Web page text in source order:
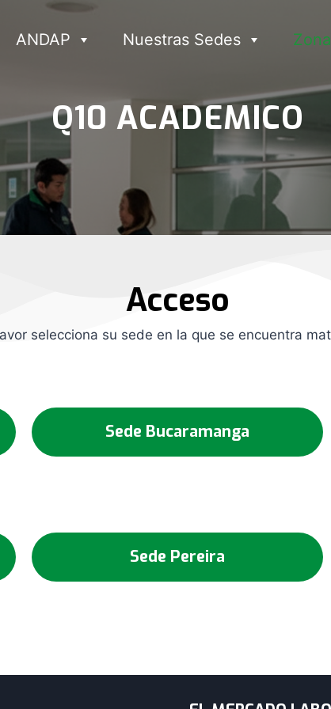
ANDAP Nuestras Sedes
Q10 ACADEMICO
Acceso
selecciona su sede en la que se encuentra
Sede Bucaramanga
Sede Pereira